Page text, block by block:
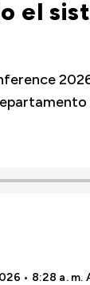
el
• 8:28 a. m.